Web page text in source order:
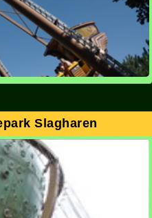
Slagharen